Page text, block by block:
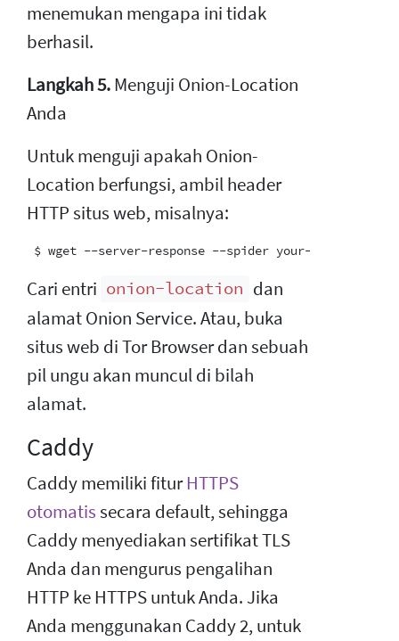
menemukan mengapa ini tidak
berhasil.
Langkah 5.Menguji Onion-Location
Anda
Untuk menguji apakah Onion-
Location berfungsi, ambil header
HTTP situs web, misalnya:
Cari entri onion-location dan
alamat Onion Service. Atau, buka
situs web di Tor Browser dan sebuah
pil ungu akan muncul di bilah
alamat.
Caddy
Caddy memiliki fiturHTTPS
otomatissecara default, sehingga
Caddy menyediakan sertifikat TLS
Anda dan mengurus pengalihan
HTTP ke HTTPS untuk Anda. Jika
Anda menggunakan Caddy 2, untuk